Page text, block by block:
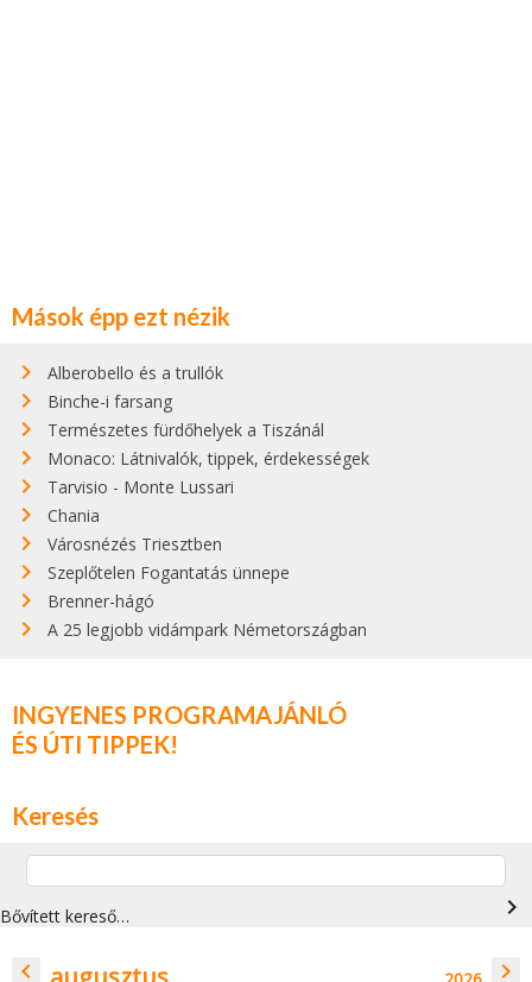
Mások épp ezt nézik
Alberobello és a trullók
Binche-i farsang
Természetes fürdőhelyek a Tiszánál
Monaco: Látnivalók, tippek, érdekességek
Tarvisio - Monte Lussari
Chania
Városnézés Triesztben
Szeplőtelen Fogantatás ünnepe
Brenner-hágó
A 25 legjobb vidámpark Németországban
INGYENES PROGRAMAJÁNLÓ
ÉS ÚTI TIPPEK!
Keresés
Bővített kereső… navigate_next
navigate_before navigate_next